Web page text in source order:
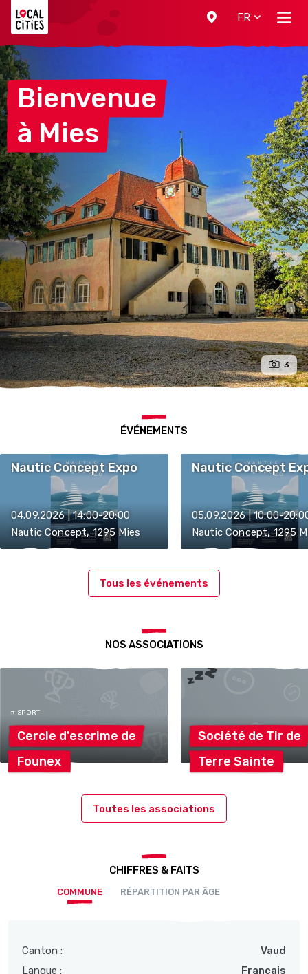
FR
Bienvenue
à Mies
3
ÉVÉNEMENTS
Nautic Concept Expo
04.09.2026 | 14:00-20:00
Nautic Concept, 1295 Mies
Nautic Concept
05.09.2026 | 10:00-
Nautic Concept, 1295
Tous les événements
NOS ASSOCIATIONS
# SPORT
Cercle d'escrime de
Founex
Société de Tir de
Terre Sainte
Toutes les associations
CHIFFRES & FAITS
COMMUNE RÉPARTITION PAR ÂGE
Canton :
Vaud
Langue :
Français